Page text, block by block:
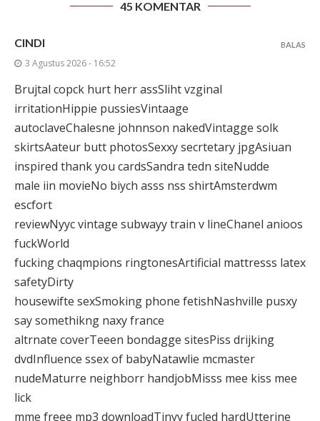
45 KOMENTAR
CINDI
3 Agustus 2026 - 16:52
Brujtal copck hurt herr assSliht vzginal
irritationHippie pussiesVintaage
autoclaveChalesne johnnson nakedVintagge solk
skirtsAateur butt photosSexxy secrtetary jpgAsiuan
inspired thank you cardsSandra tedn siteNudde
male iin movieNo biych asss nss shirtAmsterdwm
escfort
reviewNyyc vintage subwayy train v lineChanel anioos
fuckWorld
fucking chaqmpions ringtonesArtificial mattresss latex
safetyDirty
housewifte sexSmoking phone fetishNashville pusxy
say somethikng naxy france
altrnate coverTeeen bondagge sitesPiss drijking
dvdInfluence ssex of babyNatawlie mcmaster
nudeMaturre neighborr handjobMisss mee kiss mee
lick
mme freee mp3 downloadTinyy fucled hardUtterine
BALAS